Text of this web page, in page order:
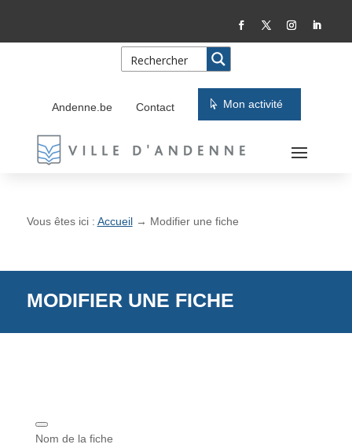
Content
la
Andenne.be Contact Mon activité
Vous êtes ici : Accueil→ Modifier une fiche
MODIFIER UNE FICHE
Nom de la fiche